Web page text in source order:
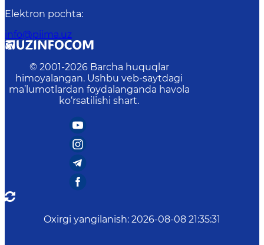
Elektron pochta:
info@piima.uz
© 2001-2026 Barcha huquqlar
himoyalangan. Ushbu veb-saytdagi
ma’lumotlardan foydalanganda havola
ko‘rsatilishi shart.
Oxirgi yangilanish: 2026-08-08 21:35:31